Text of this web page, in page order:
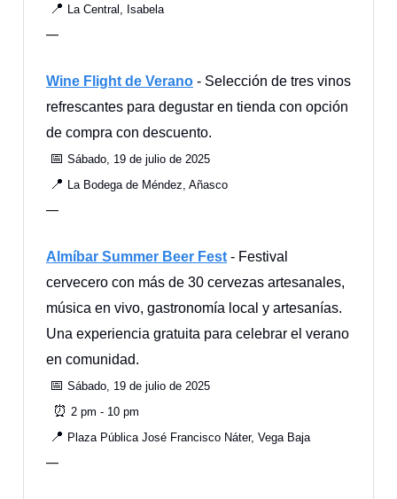
📍 La Central, Isabela
—
Wine Flight de Verano - Selección de tres vinos
refrescantes para degustar en tienda con opción
de compra con descuento.
📅 Sábado, 19 de julio de 2025
📍 La Bodega de Méndez, Añasco
—
Almíbar Summer Beer Fest - Festival
cervecero con más de 30 cervezas artesanales,
música en vivo, gastronomía local y artesanías.
Una experiencia gratuita para celebrar el verano
en comunidad.
📅 Sábado, 19 de julio de 2025
⏰ 2 pm - 10 pm
📍 Plaza Pública José Francisco Náter, Vega Baja
—